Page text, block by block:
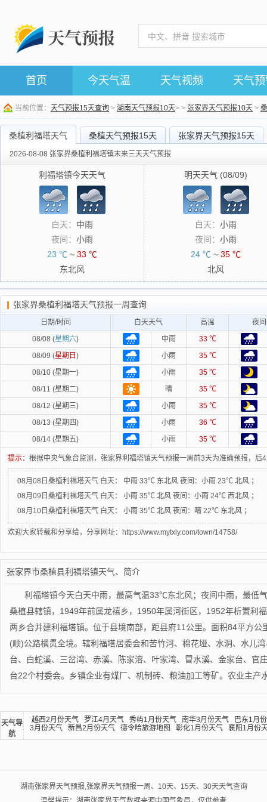
首页 今天气温 天气视频 天气
当前位置： 天气预报15天查询 > 湖南天气预报10天> > 张家界天气预报10天 >
桑植利福塔天气 桑植天气预报15天 张家界天气预报15天
2026-08-08 张家界桑植利福塔镇末来三天天气预报
利福塔镇今天天气
白天： 中雨
夜间： 小雨
23 ℃ ~ 33 ℃
东北风
明天天气 (08/09)
白天： 小雨
夜间： 小雨
24 ℃ ~ 35 ℃
北风
张家界桑植利福塔天气预报一周查询
日期/时间 白天天气 高温
夜
08/08 (星期六) 中雨
33 ℃
08/09 (星期日 ) 小雨
35 ℃
08/10 (星期一)
小雨
35 ℃
08/11 (星期二)
晴
35 ℃
08/12 (星期三)
小雨
35 ℃
08/13 (星期四)
小雨
36 ℃
08/14 (星期五)
小雨 35 ℃
提示： 根据中央气象台监测，张家界利福塔镇天气预报一周前3天为准确预报，后
08月08日桑植利福塔天气 白天： 中雨 33℃ 东北风 夜间： 小雨 23℃ 北风 ；
08月09日桑植利福塔天气 白天： 小雨 35℃ 北风 夜间： 小雨 24℃ 西北风 ；
08月10日桑植利福塔天气 白天： 小雨 35℃ 北风 夜间： 晴 22℃ 东北风 ；
欢迎大家转载和分享给，分享网址：https://www.mytxly.com/town/14758/
张家界市桑植县利福塔镇天气、简介
利福塔镇今天白天中雨，最高气温33℃东北风；夜间中雨，最低
桑植县辖镇，1949年前属龙禧乡，1950年属河街区，1952年析置利
两乡合并建利福塔镇。位于县境南部，距县府11公里。面积84平方
(顺)公路横贯全境。辖利福塔居委会和苦竹河、棉花垭、水洞、水儿
台、白蛇溪、三岔湾、赤溪、陈家溶、叶家湾、冒水溪、金家台、官
台22个村委会。乡镇企业有煤厂、机制砖、粮油加工等矿。农业主产
天气导
航
越西2月份天气 罗江4月天气 秀屿1月份天气 南华3月份天气
巴东1月
3月份天气
新昌2月份天气 德令哈旅游地图 彰化1月份天气 襄阳1月份
湖南张家界天气预报,张家界天气预报一周、10天、15天、30天天气查询